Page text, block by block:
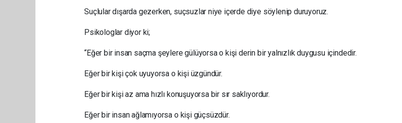
Suçlular dışarda gezerken, suçsuzlar niye içerde diye söylenip duruyoruz.
Psikologlar diyor ki;
“Eğer bir insan saçma şeylere gülüyorsa o kişi derin bir yalnızlık duygusu içindedir.
Eğer bir kişi çok uyuyorsa o kişi üzgündür.
Eğer bir kişi az ama hızlı konuşuyorsa bir sır saklıyordur.
Eğer bir insan ağlamıyorsa o kişi güçsüzdür.